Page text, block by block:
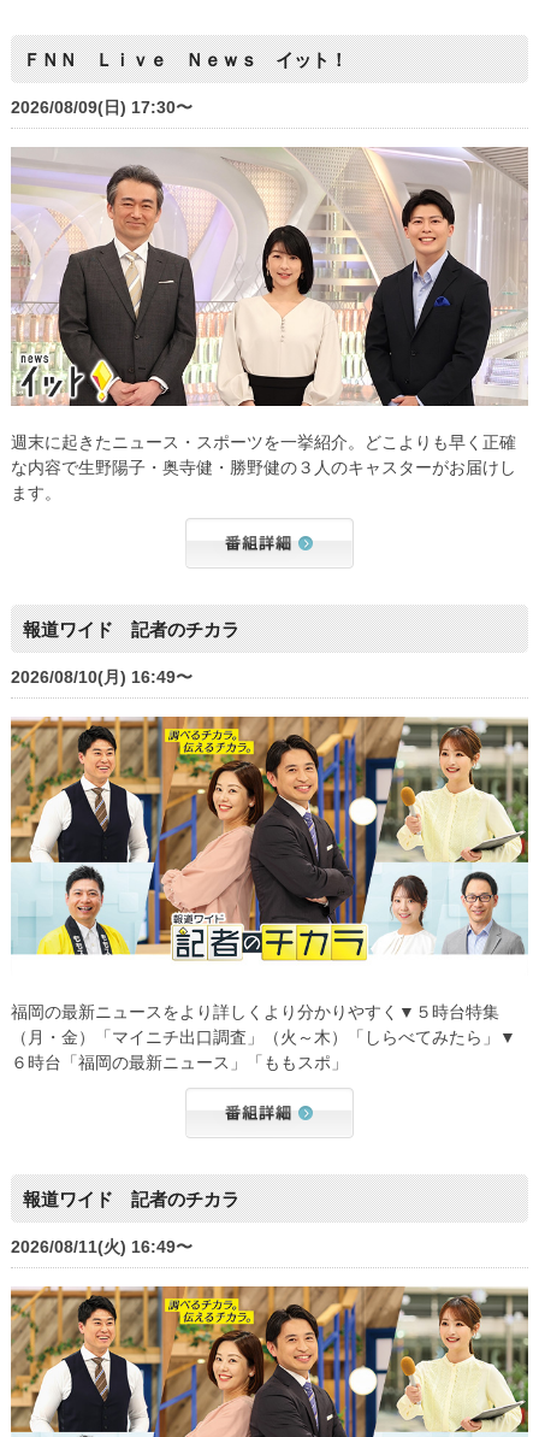
ＦＮＮ Ｌｉｖｅ Ｎｅｗｓ イット！
2026/08/09(日) 17:30〜
週末に起きたニュース・スポーツを一挙紹介。どこよりも早く正確
な内容で生野陽子・奥寺健・勝野健の３人のキャスターがお届けし
ます。
報道ワイド 記者のチカラ
2026/08/10(月) 16:49〜
福岡の最新ニュースをより詳しくより分かりやすく▼５時台特集
（月・金）「マイニチ出口調査」（火～木）「しらべてみたら」▼
６時台「福岡の最新ニュース」「ももスポ」
報道ワイド 記者のチカラ
2026/08/11(火) 16:49〜